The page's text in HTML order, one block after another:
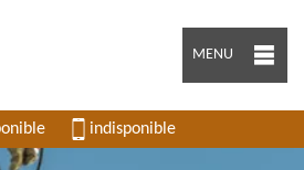
MENU
indisponible